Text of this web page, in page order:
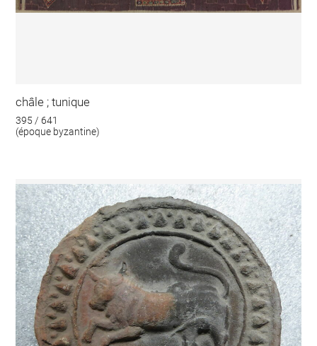
châle ; tunique
395 / 641
(époque byzantine)